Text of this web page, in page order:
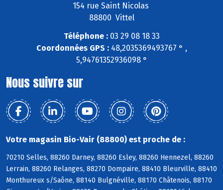
154 rue Saint Nicolas
88800 Vittel
Téléphone :03 29 08 18 33
Coordonnées GPS :48,2035369493767 ° ,
5,94761352936098 °
Nous suivre sur
Votre magasin Bio-Vair (88800) est proche de :
70210 Selles, 88260 Darney, 88260 Esley, 88260 Hennezel, 88260
Lerrain, 88260 Relanges, 88270 Dompaire, 88410 Bleurville, 88410
Monthureux s/Saône, 88140 Bulgnéville, 88170 Châtenois, 88170